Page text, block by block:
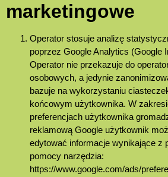
marketingowe
Operator stosuje analizę
poprzez Google Analytics (Google
Operator nie przekazuje do
osobowych, a jedynie
bazuje na wykorzystaniu
końcowym użytkownika. W
preferencjach użytkownika
reklamową Google użytkownik
edytować informacje wynikające z
pomocy narzędzia:
https://www.google.com/ads/